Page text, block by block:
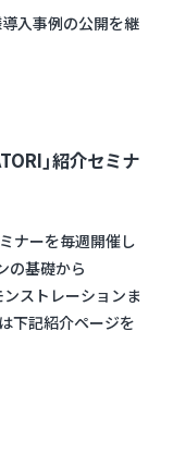
入事例の公開を継
」紹介セミナ
ナーを毎週開催し
の基礎から
ンストレーションま
下記紹介ページを